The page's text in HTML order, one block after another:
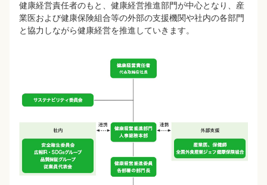
健康経営責任者のもと、健康経営推進部門が中心となり、産
業医および健康保険組合等の外部の支援機関や社内の各部門
と協力しながら健康経営を推進していきます。